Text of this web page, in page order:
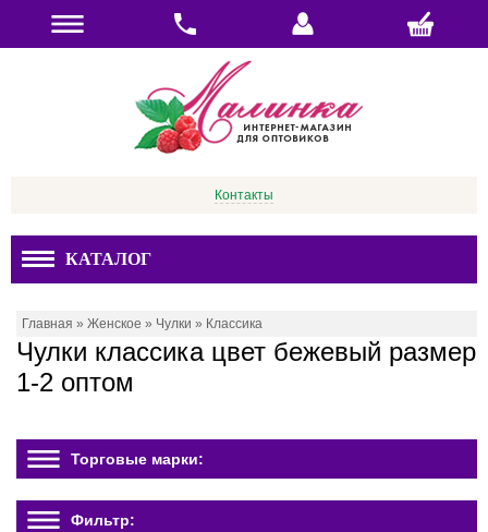
Контакты
КАТАЛОГ
Главная » Женское » Чулки » Классика
Чулки классика цвет бежевый размер
1-2 оптом
Торговые марки:
Фильтр: